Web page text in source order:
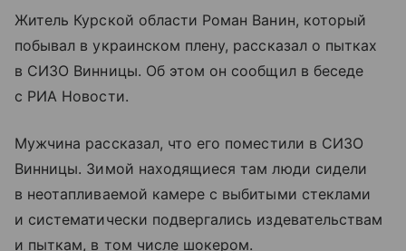
Житель Курской области Роман Ванин, который
побывал в украинском плену, рассказал о пытках
в СИЗО Винницы. Об этом он сообщил в беседе
с РИА Новости.
Мужчина рассказал, что его поместили в СИЗО
Винницы. Зимой находящиеся там люди сидели
в неотапливаемой камере с выбитыми стеклами
и систематически подвергались издевательствам
и пыткам, в том числе шокером.